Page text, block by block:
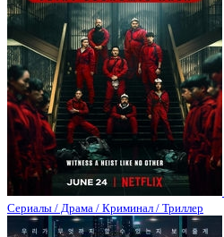
Сериалы / Драма / Криминал / Триллер